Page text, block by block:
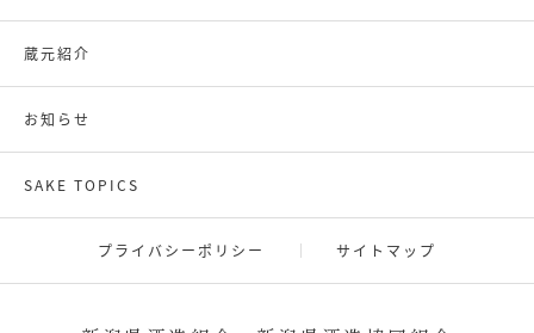
蔵元紹介
お知らせ
SAKE TOPICS
プライバシーポリシー サイトマップ